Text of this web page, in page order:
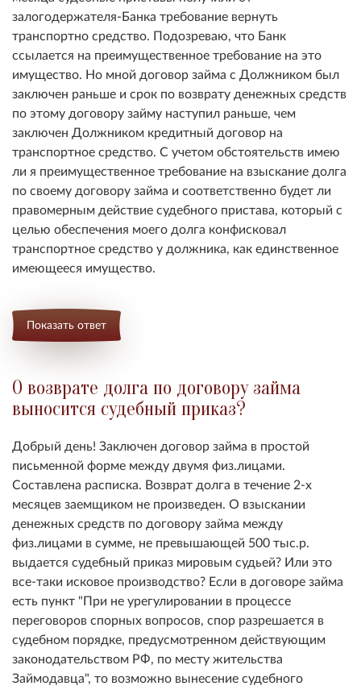
залогодержателя-Банка требование вернуть
транспортно средство. Подозреваю, что Банк
ссылается на преимущественное требование на это
имущество. Но мной договор займа с Должником был
заключен раньше и срок по возврату денежных средств
по этому договору займу наступил раньше, чем
заключен Должником кредитный договор на
транспортное средство. С учетом обстоятельств имею
ли я преимущественное требование на взыскание долга
по своему договору займа и соответственно будет ли
правомерным действие судебного пристава, который с
целью обеспечения моего долга конфисковал
транспортное средство у должника, как единственное
имеющееся имущество.
Показать ответ
О возврате долга по договору займа
выносится судебный приказ?
Добрый день! Заключен договор займа в простой
письменной форме между двумя физ.лицами.
Составлена расписка. Возврат долга в течение 2-х
месяцев заемщиком не произведен. О взыскании
денежных средств по договору займа между
физ.лицами в сумме, не превышающей 500 тыс.р.
выдается судебный приказ мировым судьей? Или это
все-таки исковое производство? Если в договоре займа
есть пункт "При не урегулировании в процессе
переговоров спорных вопросов, спор разрешается в
судебном порядке, предусмотренном действующим
законодательством РФ, по месту жительства
Займодавца", то возможно вынесение судебного